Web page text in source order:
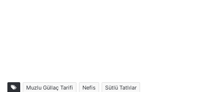
Muzlu Güllaç Tarifi Nefis Sütlü Tatlılar